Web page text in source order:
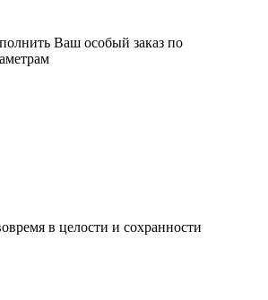
Ваш особый заказ по
в целости и сохранности